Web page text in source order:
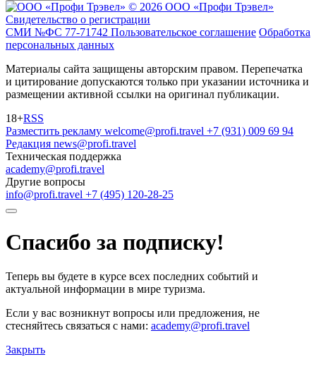
© 2026 ООО «Профи Трэвeл»
Свидетельство о регистрации
СМИ №ФС 77-71742 Пользовательское соглашение Обработка
персональных данных
Материалы сайта защищены авторским правом. Перепечатка
и цитирование допускаются только при указании источника и
размещении активной ссылки на оригинал публикации.
18+RSS
Разместить рекламу welcome@profi.travel +7 (931) 009 69 94
Редакция news@profi.travel
Техническая поддержка
academy@profi.travel
Другие вопросы
info@profi.travel +7 (495) 120-28-25
Спасибо за подписку!
Теперь вы будете в курсе всех последних событий и
актуальной информации в мире туризма.
Если у вас возникнут вопросы или предложения, не
стесняйтесь связаться с нами: academy@profi.travel
Закрыть